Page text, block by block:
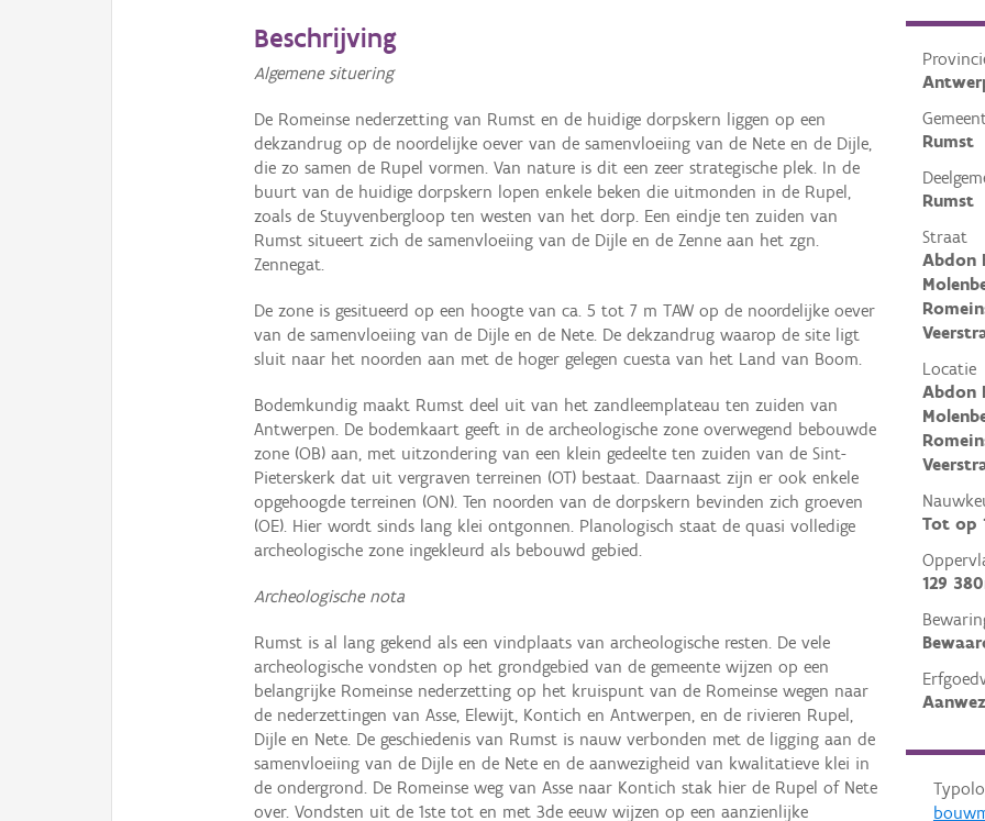
Rumst
Rumst
Straat
Abdon
Locatie
Abdon
Tot op
129
Beschrijving
Algemene situering
De Romeinse nederzetting van Rumst en de huidige dorpskern liggen op een
dekzandrug op de noordelijke oever van de samenvloeiing van de Nete en de Dijle,
die zo samen de Rupel vormen. Van nature is dit een zeer strategische plek. In de
buurt van de huidige dorpskern lopen enkele beken die uitmonden in de Rupel,
zoals de Stuyvenbergloop ten westen van het dorp. Een eindje ten zuiden van
Rumst situeert zich de samenvloeiing van de Dijle en de Zenne aan het zgn.
Zennegat.
De zone is gesitueerd op een hoogte van ca. 5 tot 7 m TAW op de noordelijke oever
van de samenvloeiing van de Dijle en de Nete. De dekzandrug waarop de site ligt
sluit naar het noorden aan met de hoger gelegen cuesta van het Land van Boom.
Bodemkundig maakt Rumst deel uit van het zandleemplateau ten zuiden van
Antwerpen. De bodemkaart geeft in de archeologische zone overwegend bebouwde
zone (OB) aan, met uitzondering van een klein gedeelte ten zuiden van de Sint-
Pieterskerk dat uit vergraven terreinen (OT) bestaat. Daarnaast zijn er ook enkele
opgehoogde terreinen (ON). Ten noorden van de dorpskern bevinden zich groeven
(OE). Hier wordt sinds lang klei ontgonnen. Planologisch staat de quasi volledige
archeologische zone ingekleurd als bebouwd gebied.
Archeologische nota
Rumst is al lang gekend als een vindplaats van archeologische resten. De vele
archeologische vondsten op het grondgebied van de gemeente wijzen op een
belangrijke Romeinse nederzetting op het kruispunt van de Romeinse wegen naar
de nederzettingen van Asse, Elewijt, Kontich en Antwerpen, en de rivieren Rupel,
Dijle en Nete. De geschiedenis van Rumst is nauw verbonden met de ligging aan de
samenvloeiing van de Dijle en de Nete en de aanwezigheid van kwalitatieve klei in
de ondergrond. De Romeinse weg van Asse naar Kontich stak hier de Rupel of Nete
over. Vondsten uit de 1ste tot en met 3de eeuw wijzen op een aanzienlijke